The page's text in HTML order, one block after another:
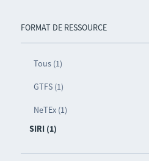
FORMAT DE RESSOURCE
Tous (1)
GTFS (1)
NeTEx (1)
SIRI (1)